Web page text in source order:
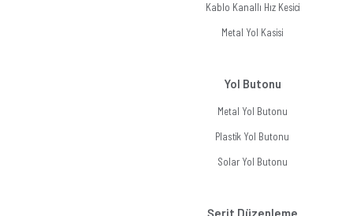
Kablo Kanallı Hız Kesici
Metal Yol Kasisi
Yol Butonu
Metal Yol Butonu
Plastik Yol Butonu
Solar Yol Butonu
Şerit Düzenleme